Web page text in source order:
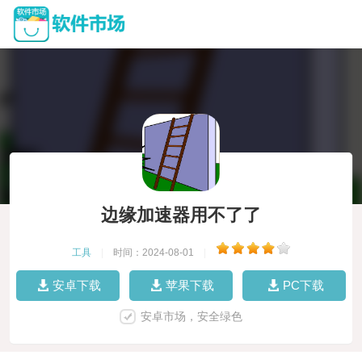
边缘加速器用不了了
工具 时间：2024-08-01
安卓下载 苹果下载 PC下载
安卓市场，安全绿色